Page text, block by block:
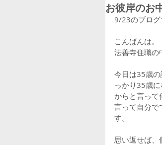
お彼岸のお
9/23のブログ
こんばんは。
法善寺住職の
今日は35歳
っかり35歳
からと言って
言って自分で
す。
思い返せば、